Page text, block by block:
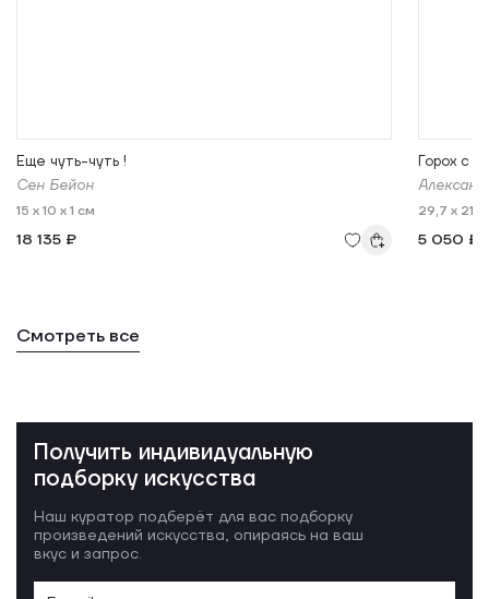
Еще чуть-чуть !
Сен Бейон
15 x 10 x 1 см
18 135 ₽
Горох с
29,7 x 21 x
5 050 ₽
Смотреть все
Получить индивидуальную
подборку искусства
Наш куратор подберёт для вас подборку
произведений искусства, опираясь на ваш
вкус и запрос.